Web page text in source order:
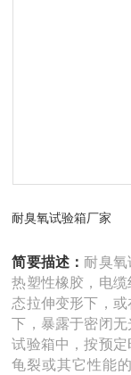
耐臭氧试验箱厂家
简要描述： 耐臭氧
热塑性橡胶，电
态拉伸变形下，
下，暴露于密闭
试验箱中，按预
龟裂或其它性能